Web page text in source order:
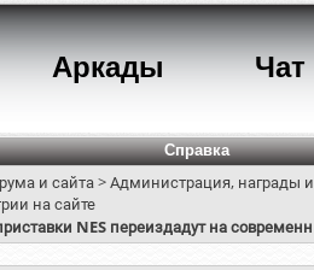
Аркады Чат
Справка
и сайта>Администрация, награды
на сайте
NES переиздадут на